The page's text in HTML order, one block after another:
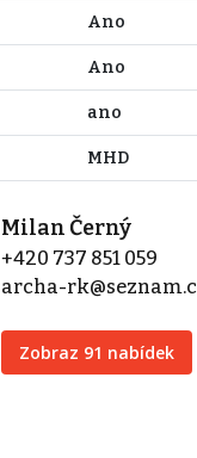
Ano
Ano
ano
MHD
Milan Černý
+420 737 851 059
archa-
Zobraz 91 nabídek